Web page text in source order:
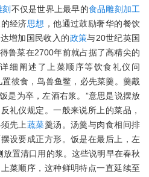
刻 不仅是世界上最早的食品雕刻 加工
经济思想 ，他通过鼓励奢华的餐饮
增加国民收入的政策与20世纪英国
鲁菜在2700年前就占据了高精尖的
细阐述了上菜顺序等饮食礼仪问
彼食，鸟兽鱼鳖，必先菜羹。羹胾
是为卒，左酒右浆。”意思是说摆放
礼仪规定。一般来说所上的菜品，
先上蔬菜羹汤。汤羹与肉食相间排
设要成正方形。饭是在最后上，左
置清口用的浆。这些说明早在春秋
菜顺序，这种鲜明特点一直延续至